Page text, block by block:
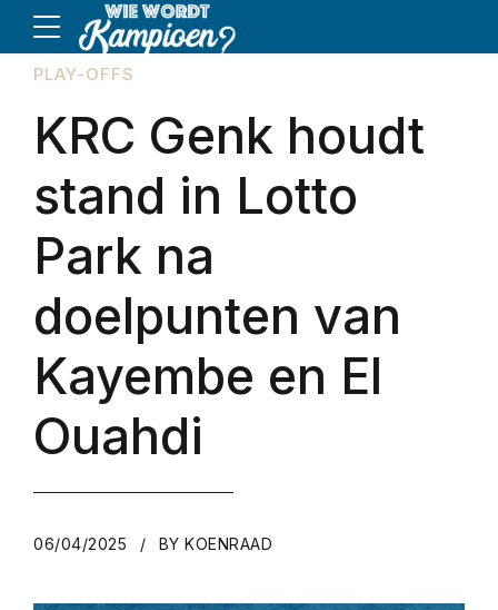
PLAY-OFFS
KRC Genk houdt
stand in Lotto
Park na
doelpunten van
Kayembe en El
Ouahdi
06/04/2025 BY KOENRAAD